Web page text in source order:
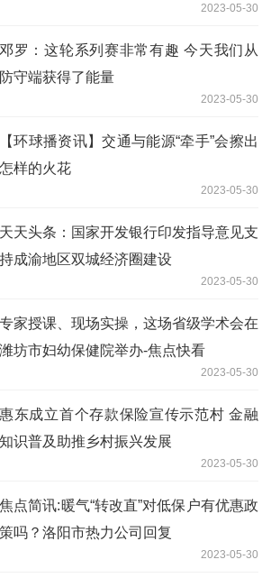
2023-05-30
邓罗：这轮系列赛非常有趣 今天我们从
防守端获得了能量
2023-05-30
【环球播资讯】交通与能源“牵手”会擦出
怎样的火花
2023-05-30
天天头条：国家开发银行印发指导意见支
持成渝地区双城经济圈建设
2023-05-30
专家授课、现场实操，这场省级学术会在
潍坊市妇幼保健院举办-焦点快看
2023-05-30
惠东成立首个存款保险宣传示范村 金融
知识普及助推乡村振兴发展
2023-05-30
焦点简讯:暖气“转改直”对低保户有优惠政
策吗？洛阳市热力公司回复
2023-05-30